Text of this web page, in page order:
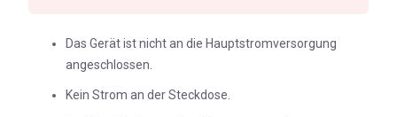
Das Gerät ist nicht an die Hauptstromversorgung
angeschlossen.
Kein Strom an der Steckdose.